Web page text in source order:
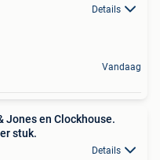
Details
Vandaag
Jones en Clockhouse.
stuk.
Details